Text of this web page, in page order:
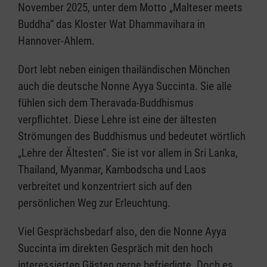
November 2025, unter dem Motto „Malteser meets
Buddha“ das Kloster Wat Dhammavihara in
Hannover-Ahlem.
Dort lebt neben einigen thailändischen Mönchen
auch die deutsche Nonne Ayya Succinta. Sie alle
fühlen sich dem Theravada-Buddhismus
verpflichtet. Diese Lehre ist eine der ältesten
Strömungen des Buddhismus und bedeutet wörtlich
„Lehre der Ältesten“. Sie ist vor allem in Sri Lanka,
Thailand, Myanmar, Kambodscha und Laos
verbreitet und konzentriert sich auf den
persönlichen Weg zur Erleuchtung.
Viel Gesprächsbedarf also, den die Nonne Ayya
Succinta im direkten Gespräch mit den hoch